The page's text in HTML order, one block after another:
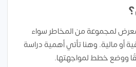
لمجموعة من المخاطر سواء
أو مالية. وهنا تأتي أهمية دراسة
ووضع خطط لمواجهتها.